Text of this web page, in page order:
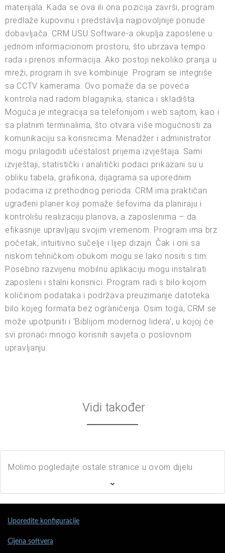
materijala. Kada se ova ili ona pozicija završi, program
predlaže kupovinu i predstavlja najpovoljnije ponude
dobavljača. CRM USU Software-a okuplja zaposlene u
jednom informacionom prostoru, što ubrzava tempo
rada i prenos informacija. Ako postoji nekoliko pranja u
mreži, program ih sve kombinuje. Program se integriše
sa CCTV kamerama. Ovo pomaže da se poveća
kontrola nad radom blagajnika, stanica i skladišta.
Moguća je integracija sa telefonijom i web sajtom, kao i
sa platnim terminalima, što otvara više mogućnosti za
komunikaciju sa korisnicima. Menadžer i administrator
mogu prilagoditi učestalost prijema izvještaja. Sami
izvještaji, statistički i analitički podaci prikazani su u
obliku tabela, grafikona, dijagrama sa uporednim
podacima iz prethodnog perioda. CRM ima praktičan
ugrađeni planer koji pomaže šefovima da planiraju i
kontrolišu realizaciju planova, a zaposlenima – da
efikasnije upravljaju svojim vremenom. Program ima brz
početak, intuitivno sučelje i lijep dizajn. Čak i oni sa
niskom tehničkom obukom mogu se lako nositi s tim.
Posebno razvijenu mobilnu aplikaciju mogu instalirati
zaposleni i stalni korisnici. Program radi s bilo kojom
količinom podataka i podržava preuzimanje datoteka
bilo kojeg formata bez ograničenja. Osim toga, CRM se
može upotpuniti i 'Biblijom modernog lidera', u kojoj će
svi pronaći mnogo korisnih savjeta o poslovnom
upravljanju.
Vidi također
Molimo pogledajte ostale stranice u ovom dijelu
Uporedite konfiguracije
Cijena softvera